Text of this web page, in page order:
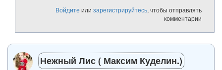
Войдите или зарегистрируйтесь, чтобы отправлять
комментарии
Нежный Лис ( Максим Куделин.)